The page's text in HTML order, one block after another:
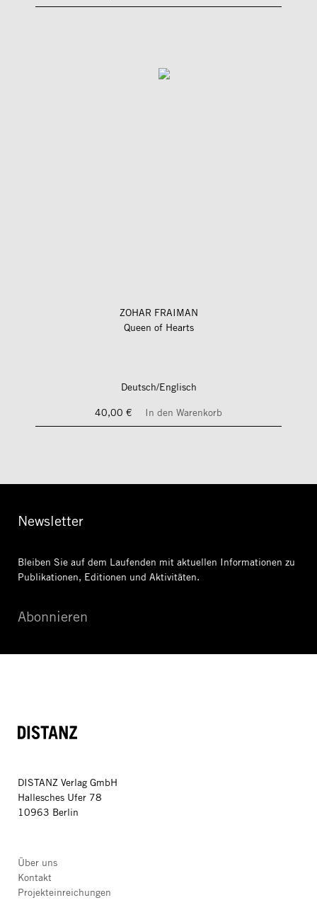
ZOHAR FRAIMAN
Queen of Hearts
Deutsch/Englisch
40,00 €
In den Warenkorb
Newsletter
Bleiben Sie auf dem Laufenden mit aktuellen Informationen zu
Publikationen, Editionen und Aktivitäten.
Abonnieren
DISTANZ
DISTANZ Verlag GmbH
Hallesches Ufer 78
10963 Berlin
Über uns
Kontakt
Projekteinreichungen